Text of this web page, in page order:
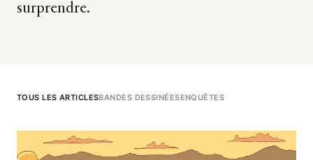
surprendre.
TOUS LES ARTICLESBANDES DESSINÉESENQUÊTES